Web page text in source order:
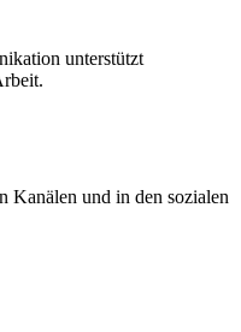
unterstützt
Kanälen und in den sozialen